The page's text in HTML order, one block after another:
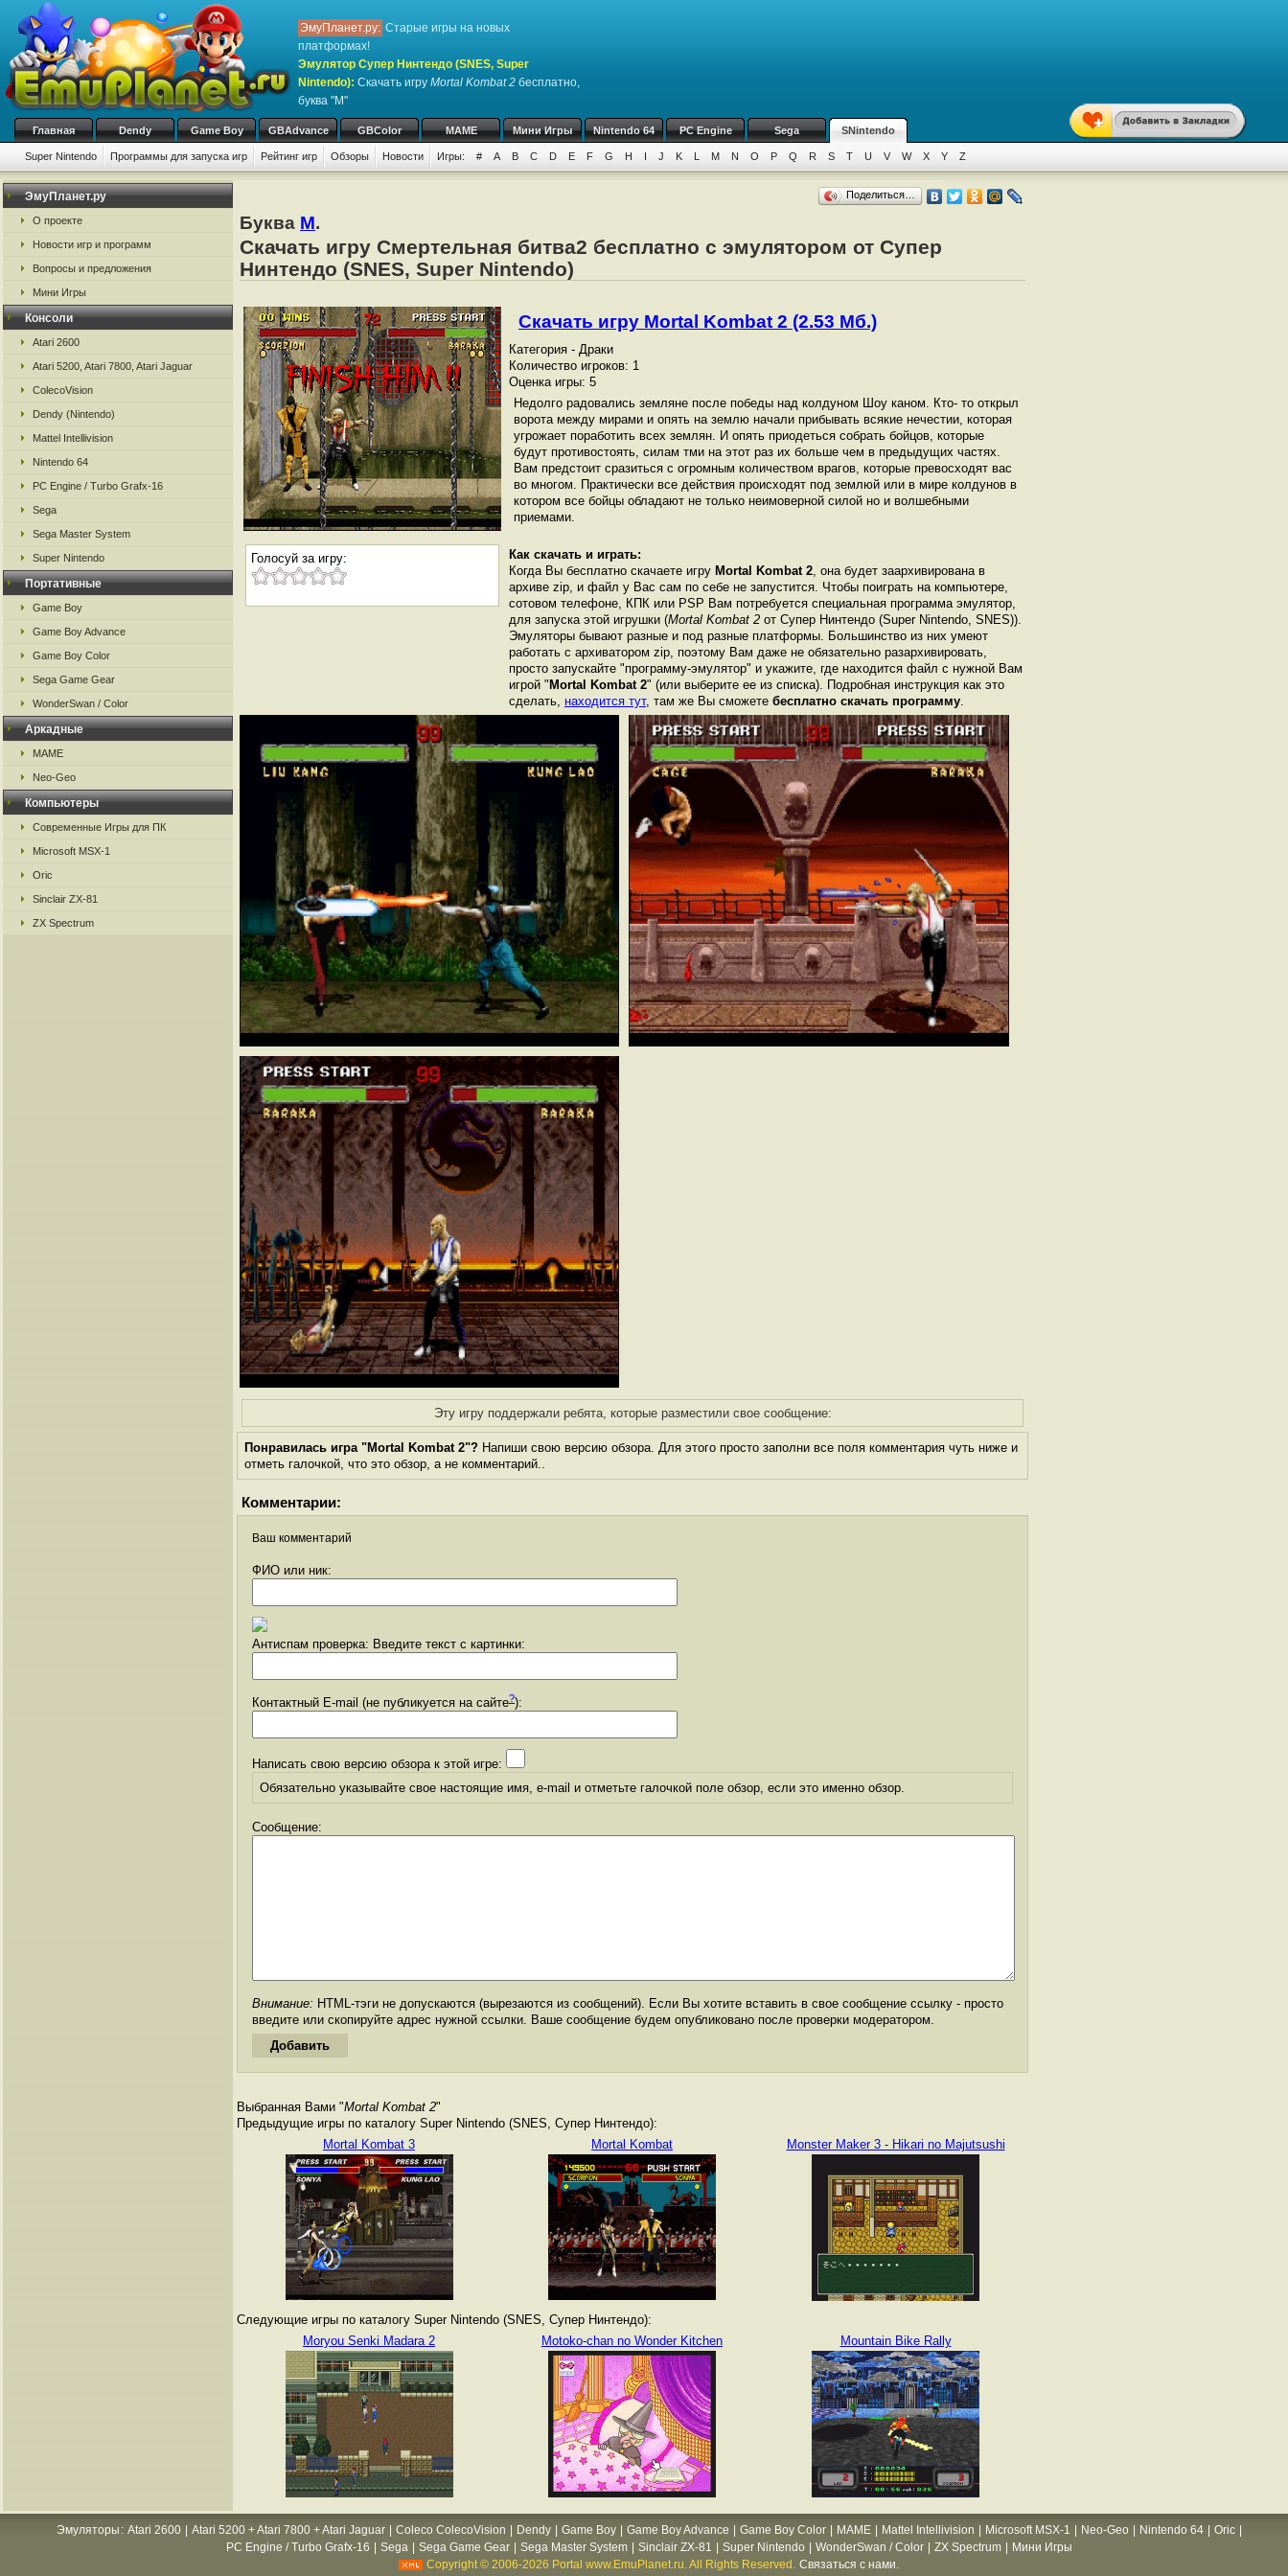
ЭмуПланет.ру: Старые игры на новых
платформах!
Эмулятор Супер Нинтендо (SNES, Super
Nintendo): Скачать игру Mortal Kombat 2 бесплатно,
буква "M"
Главная Dendy Game Boy GBAdvance GBColor MAME Мини Игры Nintendo 64 PC Engine Sega SNintendo
Super Nintendo Программы для запуска игр Рейтинг игр Обзоры Новости Игры: # A B C D E F G H I J K L M N O P Q R S T U V W X Y Z
ЭмуПланет.ру
О проекте
Новости игр и программ
Вопросы и предложения
Мини Игры
Консоли
Atari 2600
Atari 5200, Atari 7800, Atari Jaguar
ColecoVision
Dendy (Nintendo)
Mattel Intellivision
Nintendo 64
PC Engine / Turbo Grafx-16
Sega
Sega Master System
Super Nintendo
Портативные
Game Boy
Game Boy Advance
Game Boy Color
Sega Game Gear
WonderSwan / Color
Аркадные
MAME
Neo-Geo
Компьютеры
Современные Игры для ПК
Microsoft MSX-1
Oric
Sinclair ZX-81
ZX Spectrum
Поделиться…
Буква M.
Скачать игру Смертельная битва2 бесплатно с эмулятором от Супер
Нинтендо (SNES, Super Nintendo)
Голосуй за игру:
Скачать игру Mortal Kombat 2 (2.53 Мб.)
Категория - Драки
Количество игроков: 1
Оценка игры: 5
Недолго радовались земляне после победы над колдуном Шоу каном. Кто- то открыл
ворота между мирами и опять на землю начали прибывать всякие нечестии, которая
угрожает поработить всех землян. И опять приодеться собрать бойцов, которые
будут противостоять, силам тми на этот раз их больше чем в предыдущих частях.
Вам предстоит сразиться с огромным количеством врагов, которые превосходят вас
во многом. Практически все действия происходят под землюй или в мире колдунов в
котором все бойцы обладают не только неимоверной силой но и волшебными
приемами.
Как скачать и играть:
Когда Вы бесплатно скачаете игру Mortal Kombat 2, она будет заархивирована в
архиве zip, и файл у Вас сам по себе не запустится. Чтобы поиграть на компьютере,
сотовом телефоне, КПК или PSP Вам потребуется специальная программа эмулятор,
для запуска этой игрушки (Mortal Kombat 2 от Супер Нинтендо (Super Nintendo, SNES)).
Эмуляторы бывают разные и под разные платформы. Большинство из них умеют
работать с архиватором zip, поэтому Вам даже не обязательно разархивировать,
просто запускайте "программу-эмулятор" и укажите, где находится файл с нужной Вам
игрой " Mortal Kombat 2" (или выберите ее из списка). Подробная инструкция как это
сделать, находится тут, там же Вы сможете бесплатно скачать программу.
Эту игру поддержали ребята, которые разместили свое сообщение:
Понравилась игра "Mortal Kombat 2"? Напиши свою версию обзора. Для этого просто заполни все поля комментария чуть ниже и
отметь галочкой, что это обзор, а не комментарий..
Комментарии:
Ваш комментарий
ФИО или ник:
Антиспам проверка: Введите текст с картинки:
Контактный E-mail (не публикуется на сайте?):
Написать свою версию обзора к этой игре:
Обязательно указывайте свое настоящие имя, e-mail и отметьте галочкой поле обзор, если это именно обзор.
Сообщение:
Внимание: HTML-тэги не допускаются (вырезаются из сообщений). Если Вы хотите вставить в свое сообщение ссылку - просто
введите или скопируйте адрес нужной ссылки. Ваше сообщение будем опубликовано после проверки модератором.
Выбранная Вами "Mortal Kombat 2"
Предыдущие игры по каталогу Super Nintendo (SNES, Супер Нинтендо):
Mortal Kombat 3
Mortal Kombat Monster Maker 3 - Hikari no Majutsushi
Следующие игры по каталогу Super Nintendo (SNES, Супер Нинтендо):
Moryou Senki Madara 2
Motoko-chan no Wonder Kitchen Mountain Bike Rally
Эмуляторы : Atari 2600 Atari 5200 + Atari 7800 + Atari Jaguar Coleco ColecoVision Dendy Game Boy Game Boy Advance Game Boy Color MAME Mattel Intellivision Microsoft MSX-1 Neo-Geo Nintendo 64 Oric
PC Engine / Turbo Grafx-16
Sega Sega Game Gear Sega Master System Sinclair ZX-81 Super Nintendo WonderSwan / Color ZX Spectrum
Мини Игры
Copyright © 2006-2026 Portal www.EmuPlanet.ru. All Rights Reserved. Связаться с нами.